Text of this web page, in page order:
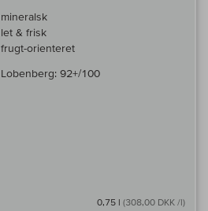
mineralsk
let & frisk
frugt-orienteret
Lobenberg: 92+/100
0,75 l (308,00 DKK /l)